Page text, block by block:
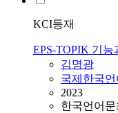
KCI등재
EPS-TOPIK 기
김명광
국제한국언
2023
한국언어